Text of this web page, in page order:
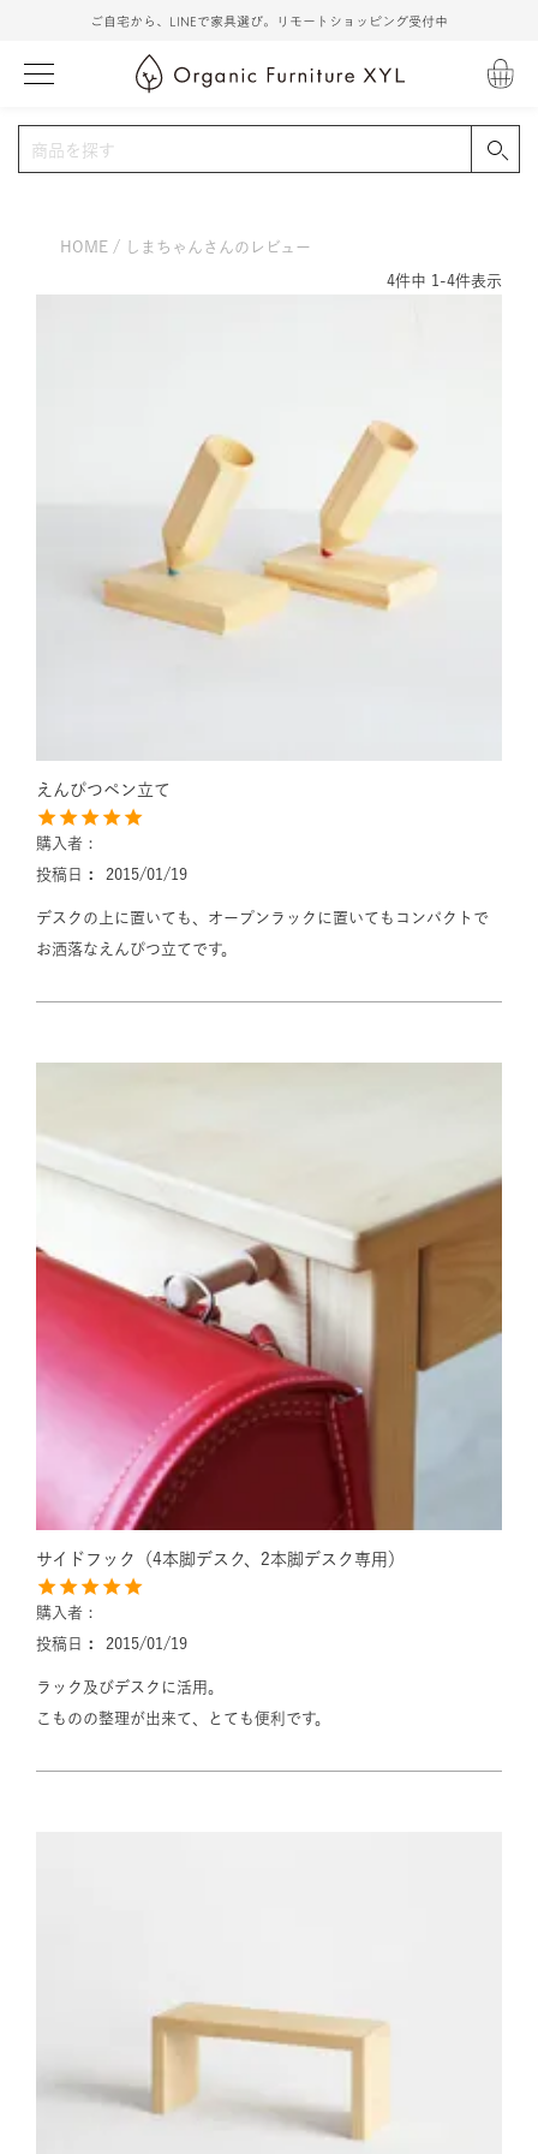
ご自宅から、LINEで家具選び。リモートショッピング受付中
HOME しまちゃんさんのレビュー
4件中 1 -4件表示
えんぴつペン立て
購入者
投稿日
2015/01/19
デスクの上に置いても、オープンラックに置いてもコンパクトで
お洒落なえんぴつ立てです。
サイドフック（4本脚デスク、2本脚デスク専用）
購入者
投稿日
2015/01/19
ラック及びデスクに活用。
こものの整理が出来て、とても便利です。